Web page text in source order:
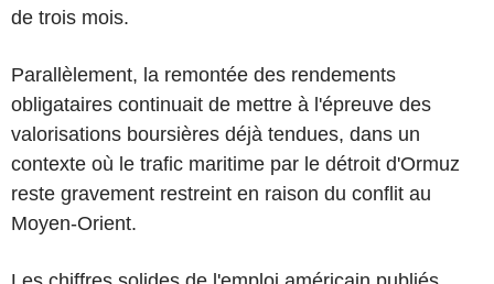
de trois mois.
Parallèlement, la remontée des rendements
obligataires continuait de mettre à l'épreuve des
valorisations boursières déjà tendues, dans un
contexte où le trafic maritime par le détroit d'Ormuz
reste gravement restreint en raison du conflit au
Moyen-Orient.